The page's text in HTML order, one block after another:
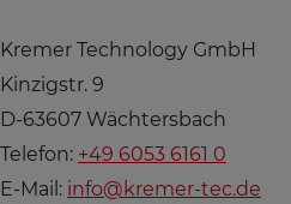
Kremer Technology GmbH
Kinzigstr. 9
D-63607 Wächtersbach
Telefon: +49 6053 6161 0
E-Mail: info@kremer-tec.de